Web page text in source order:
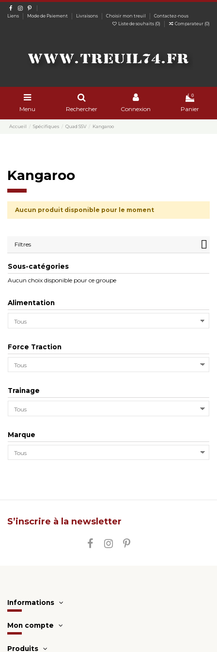
Liens Mode de Paiement Livraisons Choisir mon treuil
Contactez-nous
Liste de souhaits (0) Comparateur (0)
Menu Rechercher Connexion
0
Panier
Accueil Spécifiques Quad SSV Kangaroo
Kangaroo
Aucun produit disponible pour le moment
Filtres
Sous-catégories
Aucun choix disponible pour ce groupe
Alimentation
Force Traction
Trainage
Marque
S’inscrire à la newsletter
Informations
Mon compte
Produits